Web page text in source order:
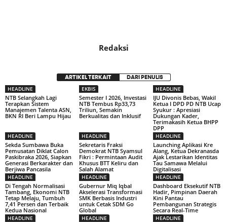
Redaksi
ARTIKEL TERKAIT DARI PENULIS
HEADLINE
NTB Selangkah Lagi
Terapkan Sistem
Manajemen Talenta ASN,
BKN RI Beri Lampu Hijau
EKBIS
Semester I 2026, Investasi
NTB Tembus Rp33,73
Triliun, Semakin
Berkualitas dan Inklusif
HEADLINE
IJU Divonis Bebas, Wakil
Ketua I DPD PD NTB Ucap
Syukur : Apresiasi
Dukungan Kader,
Terimakasih Ketua BHPP
DPP
HEADLINE
Sekda Sumbawa Buka
Pemusatan Diklat Calon
Paskibraka 2026, Siapkan
Generasi Berkarakter dan
Berjiwa Pancasila
HEADLINE
Sekretaris Fraksi
Demokrat NTB Syamsul
Fikri : Permintaan Audit
Khusus BTT Keliru dan
Salah Alamat
HEADLINE
Launching Aplikasi Kre
Alang, Ketua Dekranasda
Ajak Lestarikan Identitas
Tau Samawa Melalui
Digitalisasi
HEADLINE
Di Tengah Normalisasi
Tambang, Ekonomi NTB
Tetap Melaju, Tumbuh
7,41 Persen dan Terbaik
Kedua Nasional
HEADLINE
Gubernur Miq Iqbal
Akselerasi Transformasi
SMK Berbasis Industri
untuk Cetak SDM Go
Global
HEADLINE
Dashboard Eksekutif NTB
Hadir, Pimpinan Daerah
Kini Pantau
Pembangunan Strategis
Secara Real-Time
HEADLINE HEADLINE HEADLINE